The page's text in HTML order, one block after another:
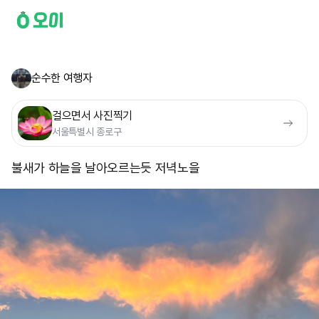
순수한 여행자
걸으면서 사진찍기
서울특별시 종로구
불새가 하늘을 날아오르는듯 저녁노을